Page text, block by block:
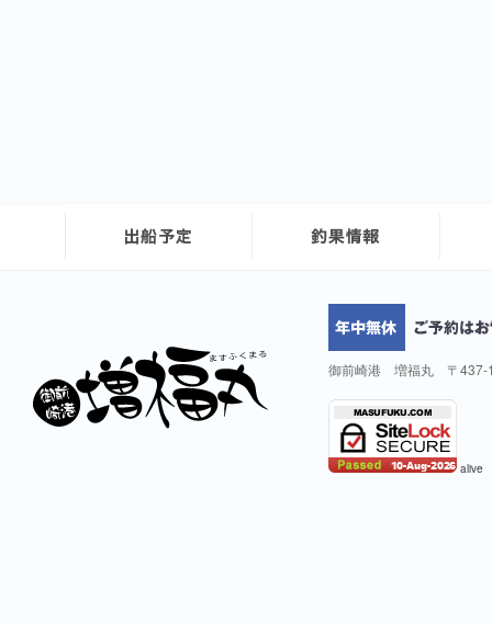
御前崎港 増福丸 〒437-
alive